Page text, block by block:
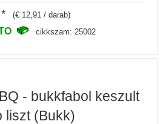
(€ 12,91 / darab)
cikkszam: 25002
- bukkfabol keszult
liszt (Bukk)